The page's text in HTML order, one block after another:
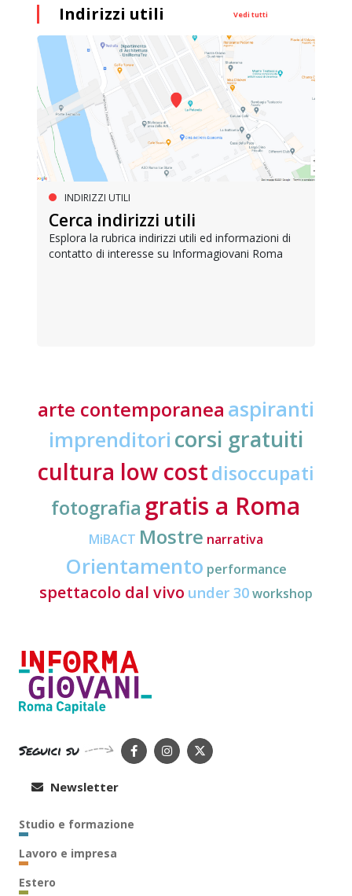
Indirizzi utili Vedi tutti
INDIRIZZI UTILI
Cerca indirizzi utili
Esplora la rubrica indirizzi utili ed informazioni di
contatto di interesse su Informagiovani Roma
arte contemporanea aspiranti
imprenditori corsi gratuiti
cultura low costdisoccupati
fotografia gratis a Roma
MiBACT Mostre narrativa
Orientamento performance
spettacolo dal vivo under 30workshop
Seguici su
Newsletter
Studio e formazione
Lavoro e impresa
Estero